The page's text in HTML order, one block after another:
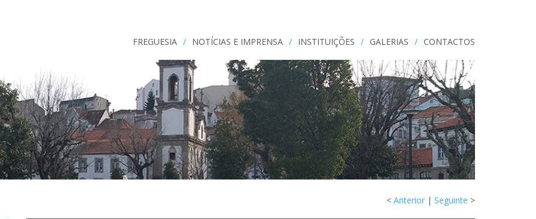
FREGUESIA / NOTÍCIAS E IMPRENSA / INSTITUIÇÕES / GALERIAS / CONTACTOS
< Anterior | Seguinte >